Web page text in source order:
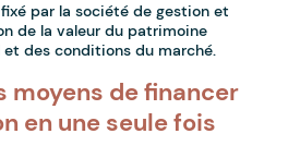
par la société de gestion et
de la valeur du patrimoine
et des conditions du marché.
moyens de financer
en une seule fois